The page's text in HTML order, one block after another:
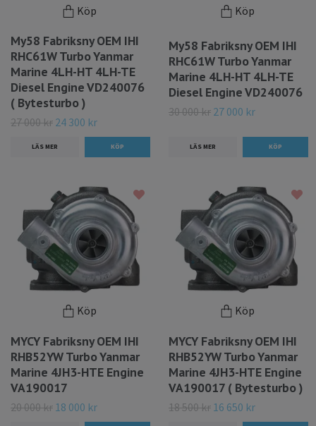
Köp
My58 Fabriksny OEM IHI
RHC61W Turbo Yanmar
Marine 4LH-HT 4LH-TE
Diesel Engine VD240076
( Bytesturbo )
27 000 kr 24 300 kr
LÄS MER
Köp
My58 Fabriksny OEM IHI
RHC61W Turbo Yanmar
Marine 4LH-HT 4LH-TE
Diesel Engine VD240076
30 000 kr 27 000 kr
LÄS MER
Köp
MYCY Fabriksny OEM IHI
RHB52YW Turbo Yanmar
Marine 4JH3-HTE Engine
VA190017
20 000 kr 18 000 kr
Köp
MYCY Fabriksny OEM IHI
RHB52YW Turbo Yanmar
Marine 4JH3-HTE Engine
VA190017 ( Bytesturbo )
18 500 kr 16 650 kr